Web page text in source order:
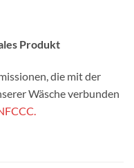
Produkt
die mit der
Wäsche verbunden